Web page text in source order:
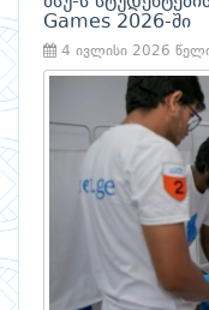
Games 2026-ში
4 ივლისი 2026